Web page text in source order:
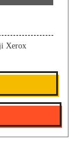
Xerox